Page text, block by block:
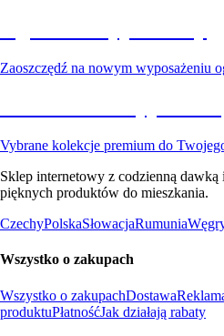
Zaoszczędź na nowym wyposażeniu
Vybrane kolekcje premium do
Sklep internetowy z codzienną dawką
pięknych produktów do mieszkania.
CzechyPolskaSłowacjaRumunia
Wszystko o zakupach
Wszystko o zakupachDostawa
produktuPłatnośćJak działają rabaty